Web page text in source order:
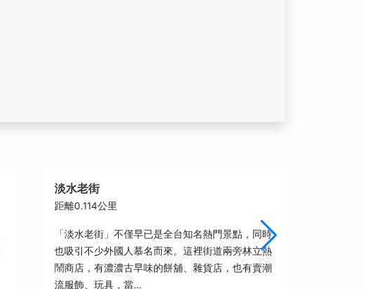
淡水老街
距離0.114公里
「淡水老街」不僅早已是全台知名熱門景點，同時
也吸引不少外國人慕名而來。這裡街道兩旁林立熱
鬧商店，有濃濃古早味的餅舖、雜貨店，也有賣潮
流服飾、玩具，當…